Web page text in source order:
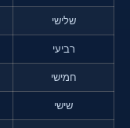
שלישי
רביעי
חמישי
שישי